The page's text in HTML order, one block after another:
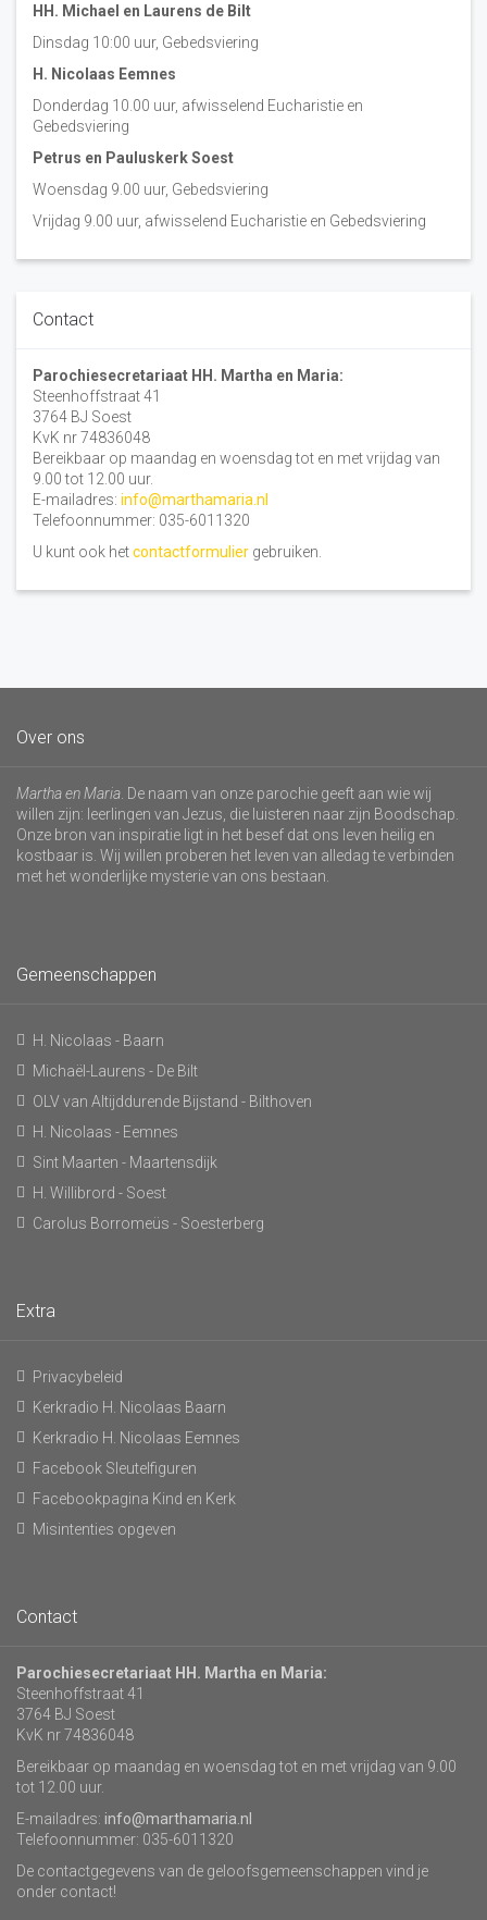
HH. Michael en Laurens de Bilt
Dinsdag 10:00 uur, Gebedsviering
H. Nicolaas Eemnes
Donderdag 10.00 uur, afwisselend Eucharistie en
Gebedsviering
Petrus en Pauluskerk Soest
Woensdag 9.00 uur, Gebedsviering
Vrijdag 9.00 uur, afwisselend Eucharistie en Gebedsviering
Contact
Parochiesecretariaat HH. Martha en Maria:
Steenhoffstraat 41
3764 BJ Soest
KvK nr 74836048
Bereikbaar op maandag en woensdag tot en met vrijdag van
9.00 tot 12.00 uur.
E-mailadres: info@marthamaria.nl
Telefoonnummer: 035-6011320
U kunt ook hetcontactformulier gebruiken.
Over ons
Martha en Maria . De naam van onze parochie geeft aan wie wij
willen zijn: leerlingen van Jezus, die luisteren naar zijn Boodschap.
Onze bron van inspiratie ligt in het besef dat ons leven heilig en
kostbaar is. Wij willen proberen het leven van alledag te verbinden
met het wonderlijke mysterie van ons bestaan.
Gemeenschappen
H. Nicolaas - Baarn
Michaël-Laurens - De Bilt
OLV van Altijddurende Bijstand - Bilthoven
H. Nicolaas - Eemnes
Sint Maarten - Maartensdijk
H. Willibrord - Soest
Carolus Borromeüs - Soesterberg
Extra
Privacybeleid
Kerkradio H. Nicolaas Baarn
Kerkradio H. Nicolaas Eemnes
Facebook Sleutelfiguren
Facebookpagina Kind en Kerk
Misintenties opgeven
Contact
Parochiesecretariaat HH. Martha en Maria:
Steenhoffstraat 41
3764 BJ Soest
KvK nr 74836048
Bereikbaar op maandag en woensdag tot en met vrijdag van 9.00
tot 12.00 uur.
E-mailadres: info@marthamaria.nl
Telefoonnummer: 035-6011320
De contactgegevens van de geloofsgemeenschappen vind je
onder contact!